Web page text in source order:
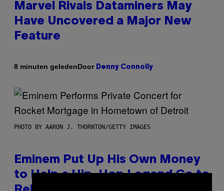
Marvel Rivals Dataminers May
Have Uncovered a Major New
Feature
8 minuten geledenDoor Denny Connolly
PHOTO BY AARON J. THORNTON/GETTY IMAGES
Eminem Put Up His Own Money
to Help a Hip-Hop Legend Go to